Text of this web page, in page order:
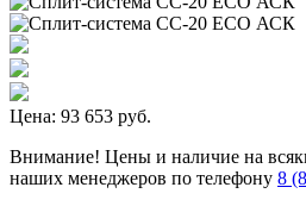
Цена: 93 653 руб.
Внимание! Цены и наличие на
наших менеджеров по телефону 8